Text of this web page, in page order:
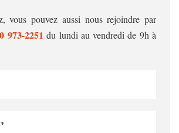
vous pouvez aussi nous rejoindre par
973‑2251 du lundi au vendredi de 9h à